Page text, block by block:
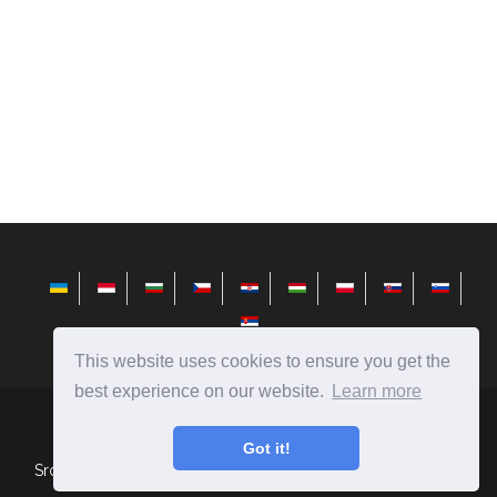
This website uses cookies to ensure you get the
best experience on our website.
Learn more
Got it!
cs.avktarget.com Ⓒ2026
Srovnání lidí, předmětů, jevů, automobilů, potravin a dalších.